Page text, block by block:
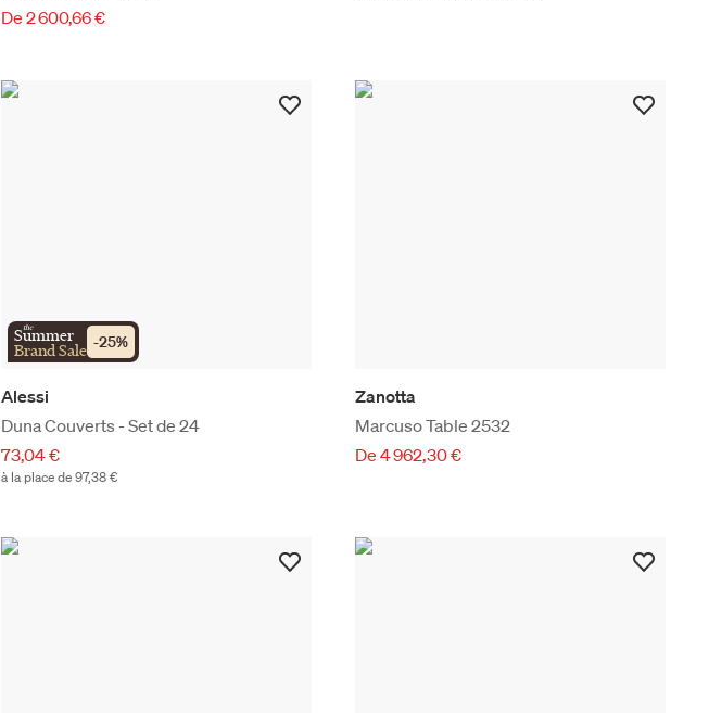
De 2 600,66 €
the
Summer
Brand Sale -25%
Alessi
Duna Couverts - Set de 24
73,04 €
à la place de 97,38 €
Zanotta
Marcuso Table 2532
De 4 962,30 €